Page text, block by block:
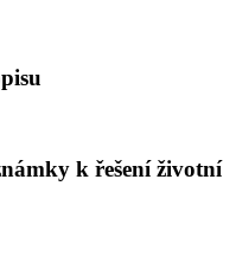
k řešení životní